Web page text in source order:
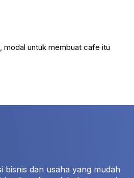
modal untuk membuat cafe itu
bisnis dan usaha yang mudah